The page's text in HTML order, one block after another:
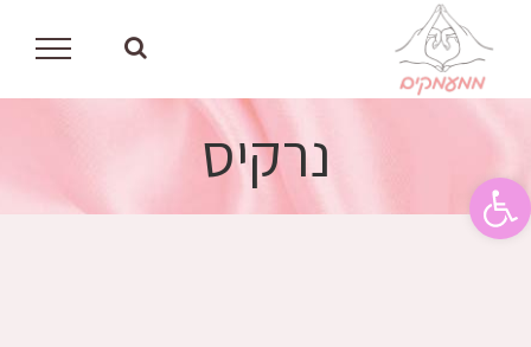
פתח סרגל נגישות
לתוכן
נרקיס